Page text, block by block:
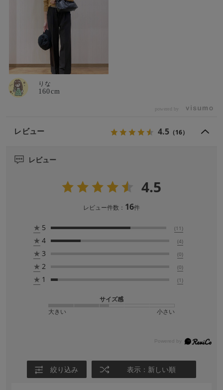
りな
160cm
powered by
レビュー 4.5 （16）
レビュー
4.5
レビュー件数： 16件
★ 5 (11)
★ 4 (4)
★ 3 (0)
★ 2 (0)
★ 1 (1)
サイズ感
大きい
小さい
絞り込み 表示：新しい順